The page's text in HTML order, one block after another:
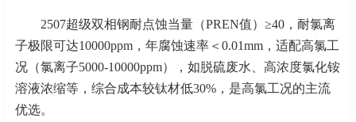
2507超级双相钢耐点蚀当量（PREN值）≥40，耐氯离
子极限可达10000ppm，年腐蚀速率＜0.01mm，适配高氯工
况（氯离子5000-10000ppm），如脱硫废水、高浓度氯化铵
溶液浓缩等，综合成本较钛材低30%，是高氯工况的主流
优选。